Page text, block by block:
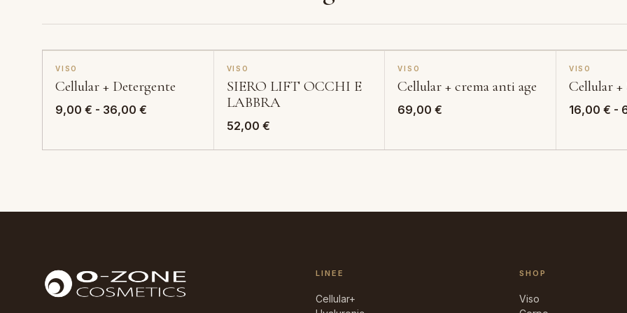
VISO
Cellular + Detergente
9,00 € - 36,00 €
36,00 €
VISO
SIERO LIFT OCCHI E
LABBRA
52,00 €
VISO
Cellular + crema anti age
69,00€
VISO
Cellular
16,00 € -
LINEE
Cellular+
SHOP
Viso